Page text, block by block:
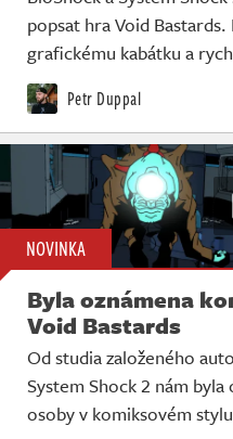
popsat hra Void
grafickému kabátku a
Petr Duppal
NOVINKA
Byla oznámena
Void Bastards
Od studia založeného
System Shock 2 nám
osoby v komiksovém